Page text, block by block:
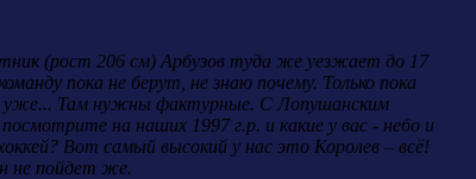
(рост 206 см) Арбузов туда же уезжает до 17
пока не берут, не знаю почему. Только пока
уже... Там нужны фактурные. С Лопушанским
на наших 1997 г.р. и какие у вас - небо и
Вот самый высокий у нас это Королев – всё!
не пойдет же.